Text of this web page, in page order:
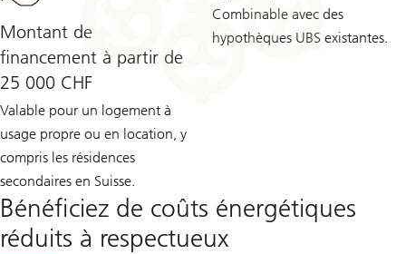
Combinable avec des
hypothèques UBS existantes.
Montant de
financement à partir de
25 000 CHF
Valable pour un logement à
usage propre ou en location, y
compris les résidences
secondaires en Suisse.
Bénéficiez de coûts énergétiques
réduits à respectueux